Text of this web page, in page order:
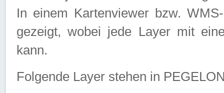
In einem Kartenviewer bzw.
gezeigt, wobei jede Layer mit
kann.
Folgende Layer stehen in